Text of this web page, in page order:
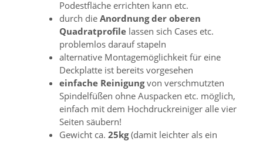
Podestfläche errichten kann etc.
durch die Anordnung der oberen
Quadratprofile lassen sich Cases etc.
problemlos darauf stapeln
alternative Montagemöglichkeit für eine
Deckplatte ist bereits vorgesehen
einfache Reinigungvon verschmutzten
Spindelfüßen ohne Auspacken etc. möglich,
einfach mit dem Hochdruckreiniger alle vier
Seiten säubern!
Gewicht ca. 25kg(damit leichter als ein